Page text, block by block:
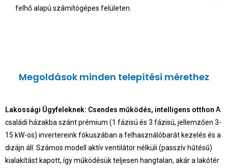
felhő alapú számítógépes felületen.
Megoldások minden telepítési mérethez
Lakossági Ügyfeleknek: Csendes működés, intelligens otthon A
családi házakba szánt prémium (1 fázisú és 3 fázisú, jellemzően 3-
15 kW-os) invertereink fókuszában a felhasználóbarát kezelés és a
dizájn áll. Számos modell aktív ventilátor nélküli (passzív hűtésű)
kialakítást kapott, így működésük teljesen hangtalan, akár a lakótér